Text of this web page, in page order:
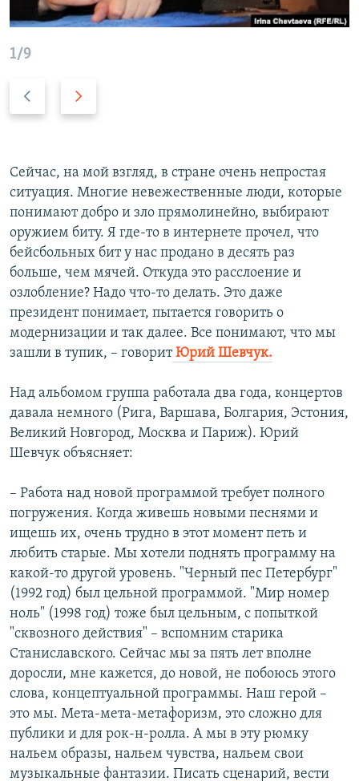
1/9
д
е
д
Сейчас, на мой взгляд, в стране очень непростая
ситуация. Многие невежественные люди, которые
понимают добро и зло прямолинейно, выбирают
оружием биту. Я где-то в интернете прочел, что
бейсбольных бит у нас продано в десять раз
больше, чем мячей. Откуда это расслоение и
озлобление? Надо что-то делать. Это даже
президент понимает, пытается говорить о
модернизации и так далее. Все понимают, что мы
зашли в тупик, – говорит Юрий Шевчук.
Над альбомом группа работала два года, концертов
давала немного (Рига, Варшава, Болгария, Эстония,
Великий Новгород, Москва и Париж). Юрий
Шевчук объясняет:
– Работа над новой программой требует полного
погружения. Когда живешь новыми песнями и
ищешь их, очень трудно в этот момент петь и
любить старые. Мы хотели поднять программу на
какой-то другой уровень. "Черный пес Петербург"
(1992 год) был цельной программой. "Мир номер
ноль" (1998 год) тоже был цельным, с попыткой
"сквозного действия" – вспомним старика
Станиславского. Сейчас мы за пять лет вполне
доросли, мне кажется, до новой, не побоюсь этого
слова, концептуальной программы. Наш герой –
это мы. Мета-мета-метафоризм, это сложно для
публики и для рок-н-ролла. А мы в эту рюмку
нальем образы, нальем чувства, нальем свои
музыкальные фантазии. Писать сценарий, вести